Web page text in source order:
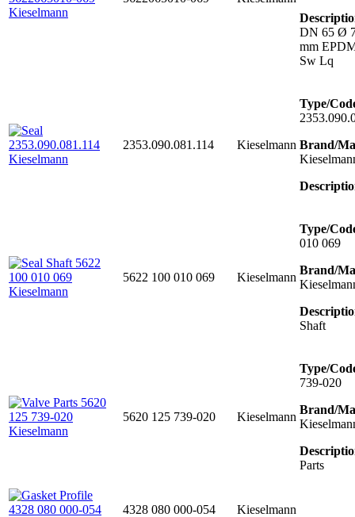
DN 65 Ø
mm
Sw Lq
2353.090.081.114 Kieselmann
Type/
Brand/
5622 100 010 069 Kieselmann
Type/
010 069
Brand/
Shaft
5620 125 739-020 Kieselmann
Type/
739-020
Brand/
Parts
4328 080 000-054 Kieselmann